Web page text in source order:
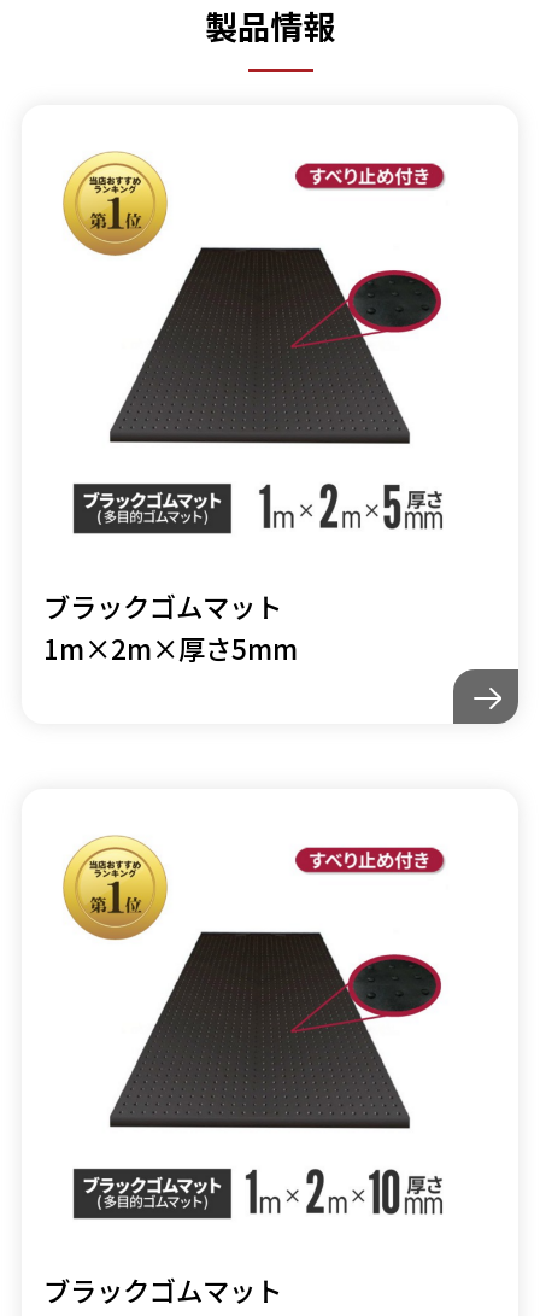
製品情報
ブラックゴムマット
1m×2m×厚さ5mm
ブラックゴムマット